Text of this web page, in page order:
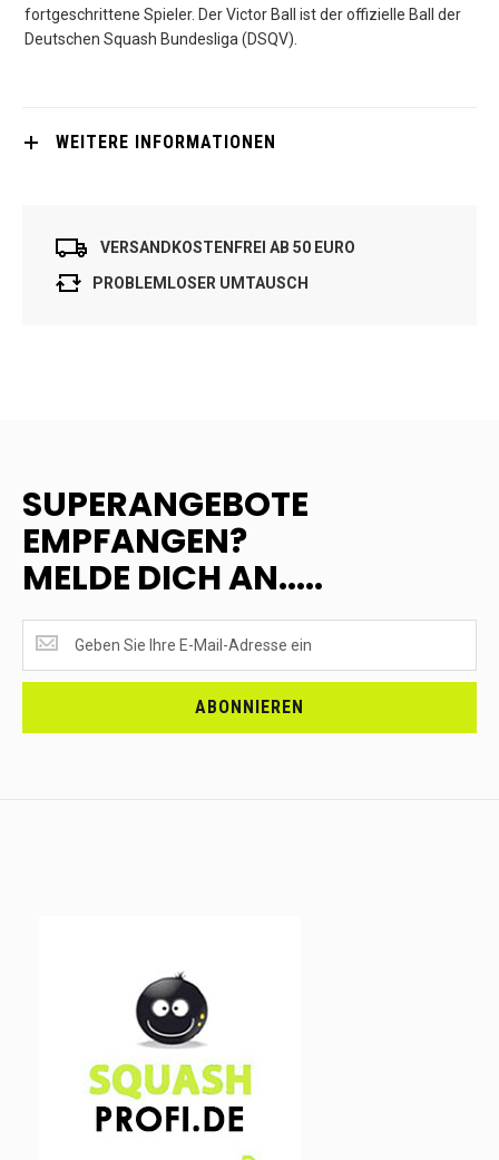
fortgeschrittene Spieler. Der Victor Ball ist der offizielle Ball der
Deutschen Squash Bundesliga (DSQV).
WEITERE INFORMATIONEN
VERSANDKOSTENFREI AB 50 EURO
PROBLEMLOSER UMTAUSCH
SUPERANGEBOTE
EMPFANGEN?
MELDE DICH AN.....
EMPFANGEN?
<br>MELDE
ABONNIEREN